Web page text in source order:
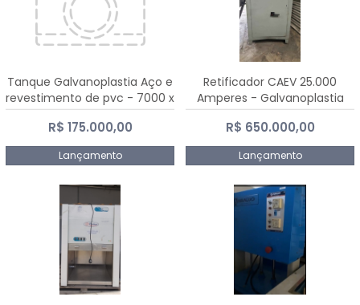
Tanque Galvanoplastia Aço e
revestimento de pvc - 7000 x
2200 mm
R$ 175.000,00
Lançamento
Retificador CAEV 25.000
Amperes - Galvanoplastia
R$ 650.000,00
Lançamento